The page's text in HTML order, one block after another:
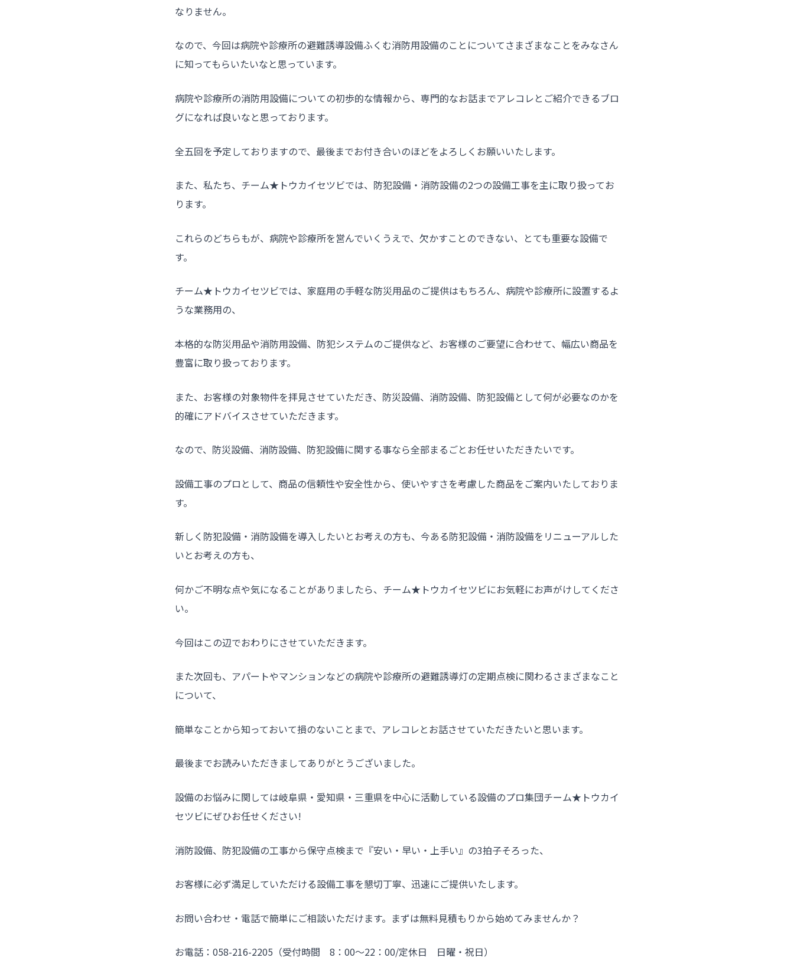
なりません。
なので、今回は病院や診療所の避難誘導設備ふくむ消防用設備のことについてさまざまなことをみなさん
に知ってもらいたいなと思っています。
病院や診療所の消防用設備についての初歩的な情報から、専門的なお話までアレコレとご紹介できるブロ
グになれば良いなと思っております。
全五回を予定しておりますので、最後までお付き合いのほどをよろしくお願いいたします。
また、私たち、チーム★トウカイセツビでは、防犯設備・消防設備の2つの設備工事を主に取り扱ってお
ります。
これらのどちらもが、病院や診療所を営んでいくうえで、欠かすことのできない、とても重要な設備で
す。
チーム★トウカイセツビでは、家庭用の手軽な防災用品のご提供はもちろん、病院や診療所に設置するよ
うな業務用の、
本格的な防災用品や消防用設備、防犯システムのご提供など、お客様のご要望に合わせて、幅広い商品を
豊富に取り扱っております。
また、お客様の対象物件を拝見させていただき、防災設備、消防設備、防犯設備として何が必要なのかを
的確にアドバイスさせていただきます。
なので、防災設備、消防設備、防犯設備に関する事なら全部まるごとお任せいただきたいです。
設備工事のプロとして、商品の信頼性や安全性から、使いやすさを考慮した商品をご案内いたしておりま
す。
新しく防犯設備・消防設備を導入したいとお考えの方も、今ある防犯設備・消防設備をリニューアルした
いとお考えの方も、
何かご不明な点や気になることがありましたら、チーム★トウカイセツビにお気軽にお声がけしてくださ
い。
今回はこの辺でおわりにさせていただきます。
また次回も、アパートやマンションなどの病院や診療所の避難誘導灯の定期点検に関わるさまざまなこと
について、
簡単なことから知っておいて損のないことまで、アレコレとお話させていただきたいと思います。
最後までお読みいただきましてありがとうございました。
設備のお悩みに関しては岐阜県・愛知県・三重県を中心に活動している設備のプロ集団チーム★トウカイ
セツビにぜひお任せください!
消防設備、防犯設備の工事から保守点検まで『安い・早い・上手い』の3拍子そろった、
お客様に必ず満足していただける設備工事を懇切丁寧、迅速にご提供いたします。
お問い合わせ・電話で簡単にご相談いただけます。まずは無料見積もりから始めてみませんか？
お電話：058-216-2205（受付時間 8：00～22：00/定休日 日曜・祝日）